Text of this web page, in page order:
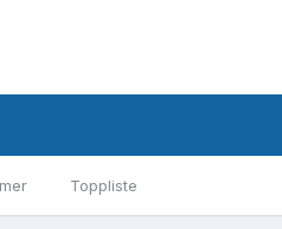
Toppliste